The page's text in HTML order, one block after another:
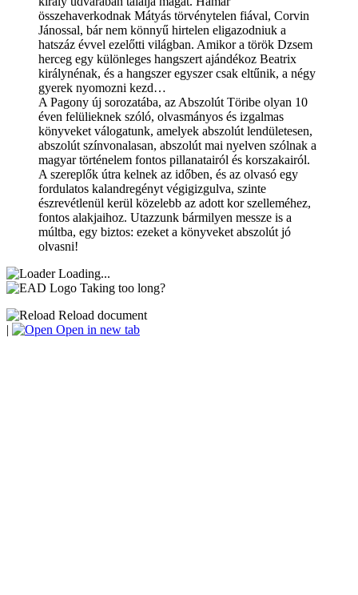
összehaverkodnak Mátyás törvénytelen fiával, Corvin
Jánossal, bár nem könnyű hirtelen eligazodniuk a
hatszáz évvel ezelőtti világban. Amikor a török Dzsem
herceg egy különleges hangszert ajándékoz Beatrix
királynénak, és a hangszer egyszer csak eltűnik, a négy
gyerek nyomozni kezd…
A Pagony új sorozatába, az Abszolút Töribe olyan 10
éven felülieknek szóló, olvasmányos és izgalmas
könyveket válogatunk, amelyek abszolút lendületesen,
abszolút színvonalasan, abszolút mai nyelven szólnak a
magyar történelem fontos pillanatairól és korszakairól.
A szereplők útra kelnek az időben, és az olvasó egy
fordulatos kalandregényt végigizgulva, szinte
észrevétlenül kerül közelebb az adott kor szelleméhez,
fontos alakjaihoz. Utazzunk bármilyen messze is a
múltba, egy biztos: ezeket a könyveket abszolút jó
olvasni!
Loading...
Taking too long?
Reload document
|
Open in new tab